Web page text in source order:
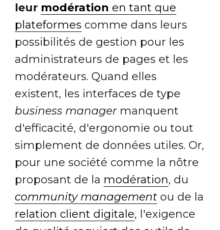
leur modération en tant que
plateformes comme dans leurs
possibilités de gestion pour les
administrateurs de pages et les
modérateurs. Quand elles
existent, les interfaces de type
business manager manquent
d'efficacité, d'ergonomie ou tout
simplement de données utiles. Or,
pour une société comme la nôtre
proposant de la modération, du
community management ou de la
relation client digitale, l'exigence